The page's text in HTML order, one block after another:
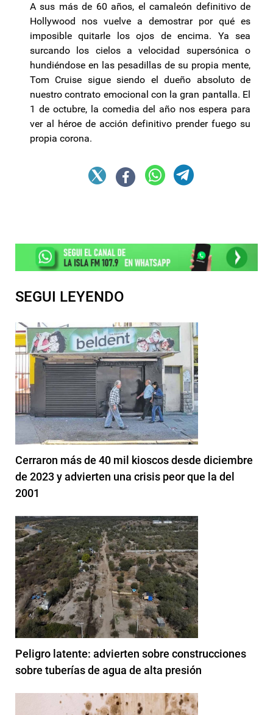
A sus más de 60 años, el camaleón definitivo de
Hollywood nos vuelve a demostrar por qué es
imposible quitarle los ojos de encima. Ya sea
surcando los cielos a velocidad supersónica o
hundiéndose en las pesadillas de su propia mente,
Tom Cruise sigue siendo el dueño absoluto de
nuestro contrato emocional con la gran pantalla. El
1 de octubre, la comedia del año nos espera para
ver al héroe de acción definitivo prender fuego su
propia corona.
SEGUI LEYENDO
Cerraron más de 40 mil kioscos desde diciembre
de 2023 y advierten una crisis peor que la del
2001
Peligro latente: advierten sobre construcciones
sobre tuberías de agua de alta presión